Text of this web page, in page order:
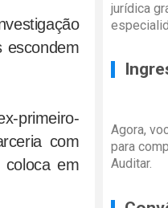
escondem
primeiro-
com
coloca em
jurídica
Agora,
para
Auditar.